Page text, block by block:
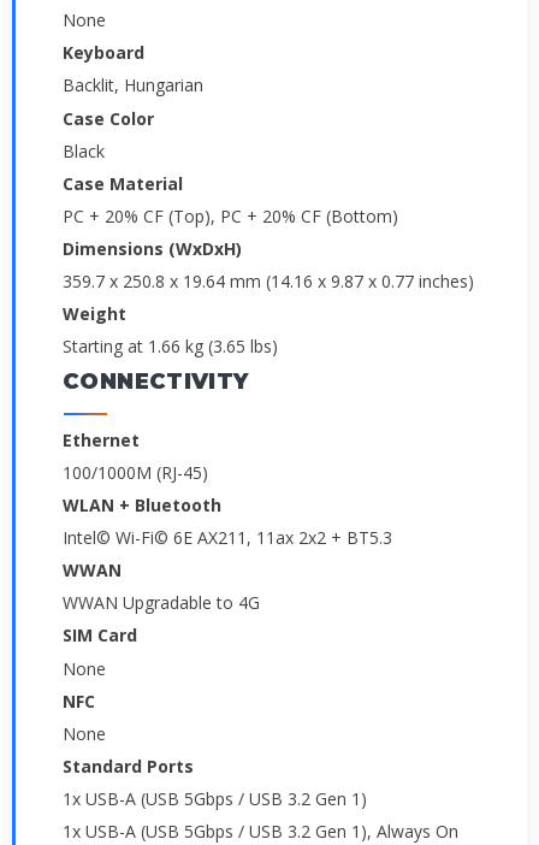
None
Keyboard
Backlit, Hungarian
Case Color
Black
Case Material
PC + 20% CF (Top), PC + 20% CF (Bottom)
Dimensions (WxDxH)
359.7 x 250.8 x 19.64 mm (14.16 x 9.87 x 0.77 inches)
Weight
Starting at 1.66 kg (3.65 lbs)
CONNECTIVITY
Ethernet
100/1000M (RJ-45)
WLAN + Bluetooth
Intel© Wi-Fi© 6E AX211, 11ax 2x2 + BT5.3
WWAN
WWAN Upgradable to 4G
SIM Card
None
NFC
None
Standard Ports
1x USB-A (USB 5Gbps / USB 3.2 Gen 1)
1x USB-A (USB 5Gbps / USB 3.2 Gen 1), Always On